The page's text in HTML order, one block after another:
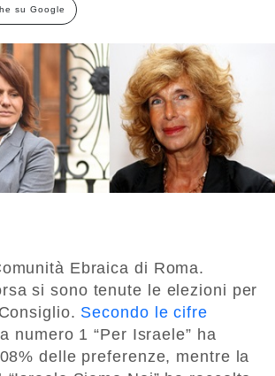
su Google
Ebraica di Roma.
si sono tenute le elezioni per
Secondo le cifre
numero 1 “Per Israele” ha
delle preferenze, mentre la